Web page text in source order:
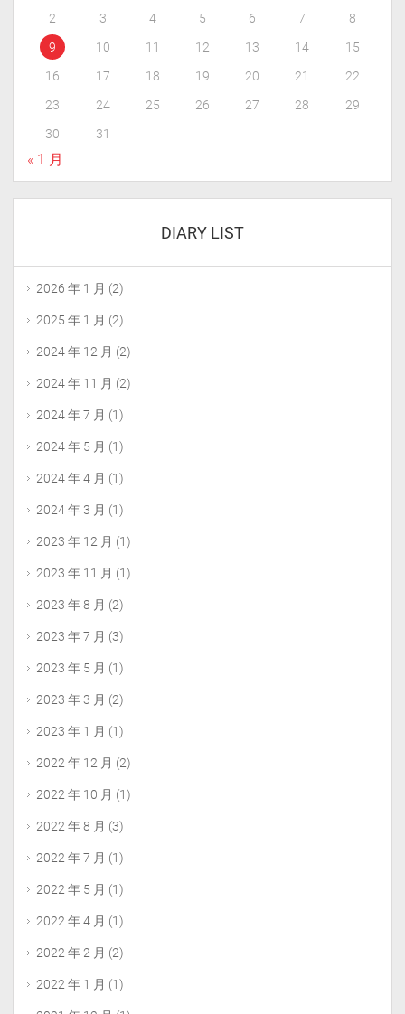
2
3 4 5 6 7
8
9
10 11 12 13 14
15
16
17 18 19 20 21
22
23
24 25 26 27 28
29
30
31
« 1 月
DIARY LIST
2026 年 1 月 (2)
2025 年 1 月 (2)
2024 年 12 月 (2)
2024 年 11 月 (2)
2024 年 7 月 (1)
2024 年 5 月 (1)
2024 年 4 月 (1)
2024 年 3 月 (1)
2023 年 12 月 (1)
2023 年 11 月 (1)
2023 年 8 月 (2)
2023 年 7 月 (3)
2023 年 5 月 (1)
2023 年 3 月 (2)
2023 年 1 月 (1)
2022 年 12 月 (2)
2022 年 10 月 (1)
2022 年 8 月 (3)
2022 年 7 月 (1)
2022 年 5 月 (1)
2022 年 4 月 (1)
2022 年 2 月 (2)
2022 年 1 月 (1)